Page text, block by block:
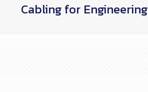
Cabling for Engineering